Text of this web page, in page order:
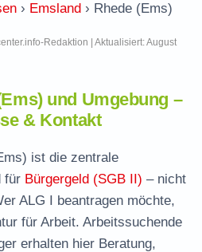
› Emsland › Rhede (Ems)
Redaktion | Aktualisiert: August
und Umgebung –
& Kontakt
ist die zentrale
für Bürgergeld (SGB II) – nicht
ALG I beantragen möchte,
für Arbeit. Arbeitssuchende
erhalten hier Beratung,